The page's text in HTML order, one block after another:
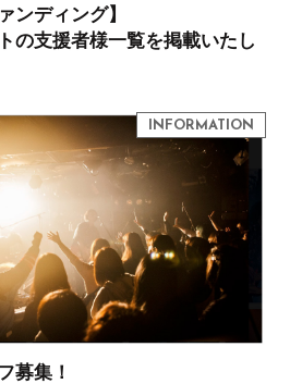
ンディング】
の支援者様一覧を掲載いたし
募集！